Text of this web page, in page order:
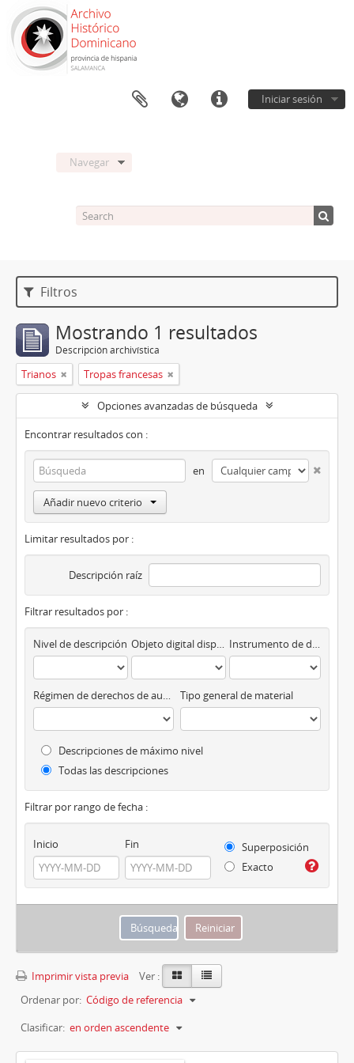
Iniciar sesión
Navegar
Filtros
Mostrando 1 resultados
Descripción archivística
Trianos Tropas francesas
Opciones avanzadas de búsqueda
Encontrar resultados con :
en
Añadir nuevo criterio
Limitar resultados por :
Descripción raíz
Filtrar resultados por :
Nivel de descripción Objeto digital disponibles Instrumento de descripción
Régimen de derechos de autor Tipo general de material
Descripciones de máximo nivel
Todas las descripciones
Filtrar por rango de fecha :
Inicio Fin
Superposición
Exacto
Imprimir vista previa
Ver :
Ordenar por: Código de referencia
Clasificar: en orden ascendente